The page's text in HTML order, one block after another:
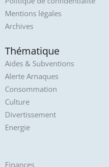
Mentions légales
Archives
Thématique
Aides & Subventions
Alerte Arnaques
Consommation
Culture
Divertissement
Energie
Finances